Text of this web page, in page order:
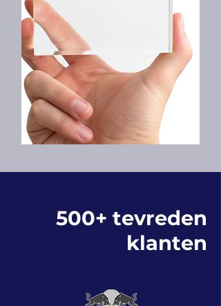
500+ tevreden
klanten